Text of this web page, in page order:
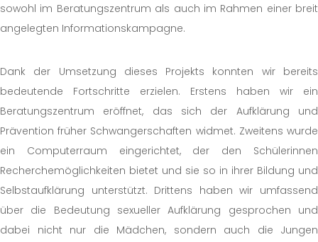
sowohl im Beratungszentrum als auch im Rahmen einer breit
angelegten Informationskampagne.
Dank der Umsetzung dieses Projekts konnten wir bereits
bedeutende Fortschritte erzielen. Erstens haben wir ein
Beratungszentrum eröffnet, das sich der Aufklärung und
Prävention früher Schwangerschaften widmet. Zweitens wurde
ein Computerraum eingerichtet, der den Schülerinnen
Recherchemöglichkeiten bietet und sie so in ihrer Bildung und
Selbstaufklärung unterstützt. Drittens haben wir umfassend
über die Bedeutung sexueller Aufklärung gesprochen und
dabei nicht nur die Mädchen, sondern auch die Jungen